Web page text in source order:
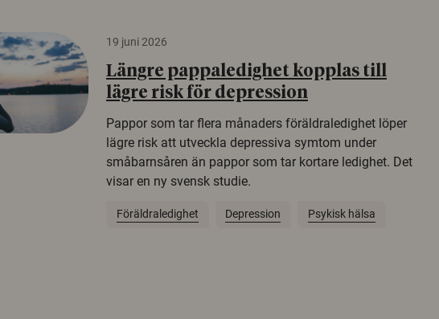
19 juni 2026
Längre pappaledighet kopplas till
lägre risk för depression
Pappor som tar flera månaders föräldraledighet löper
lägre risk att utveckla depressiva symtom under
småbarnsåren än pappor som tar kortare ledighet. Det
visar en ny svensk studie.
Föräldraledighet Depression Psykisk hälsa